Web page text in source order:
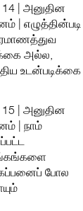
14 | அனுதின
| எழுத்தின்படி
அல்ல,
உடன்படிக்கை
15 | அனுதின
| நாம்
போல